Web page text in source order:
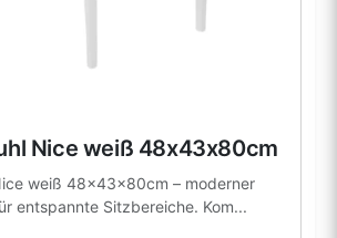
Nice weiß 48x43x80cm
weiß 48x43x80cm – moderner
entspannte Sitzbereiche. Kom...